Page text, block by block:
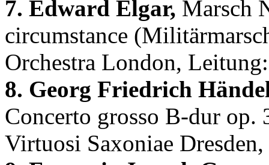
7. Edward Elgar, Marsch
circumstance
Orchestra London,
8. Georg Friedrich
Concerto grosso B-dur
Virtuosi Saxoniae